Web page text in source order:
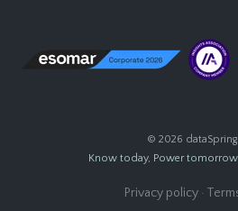
© 2026 dataSpring
Know today, Power tomorrow
Privacy policy ·